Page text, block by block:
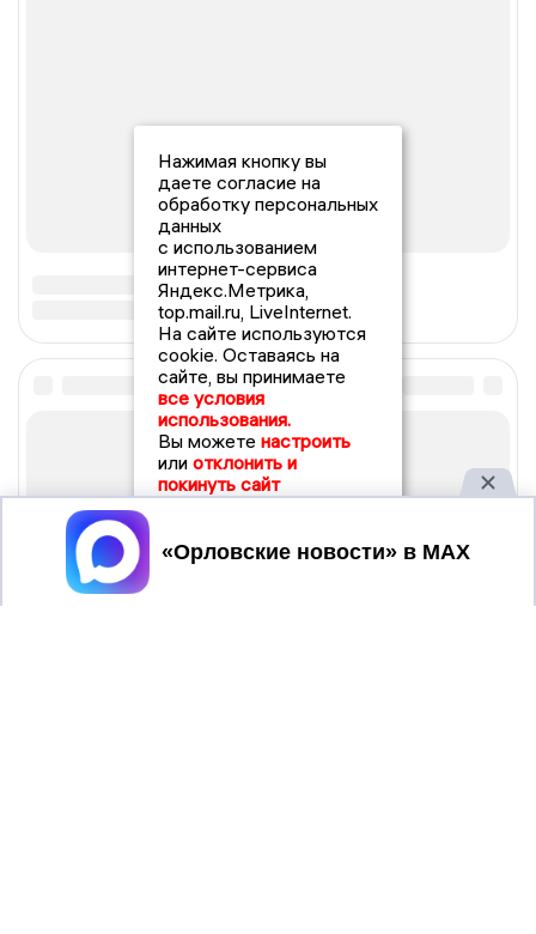
Нажимая кнопку вы
даете согласие на
обработку персональных
данных
с использованием
интернет-сервиса
Яндекс.Метрика,
top.mail.ru, LiveInternet.
На сайте используются
cookie. Оставаясь на
сайте, вы принимаете
все условия
использования.
Вы можете настроить
или отклонить и
покинуть сайт
Принять